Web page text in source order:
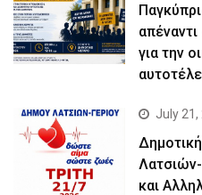
για την
July 21,
και